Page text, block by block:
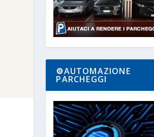
⚙️AUTOMAZIONE
PARCHEGGI